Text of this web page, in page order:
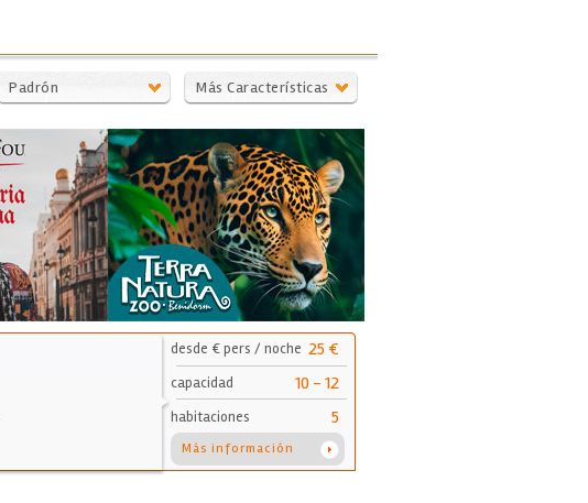
Padrón Más Características
desde € pers / noche 25 €
capacidad 10 - 12
habitaciones 5
Más información